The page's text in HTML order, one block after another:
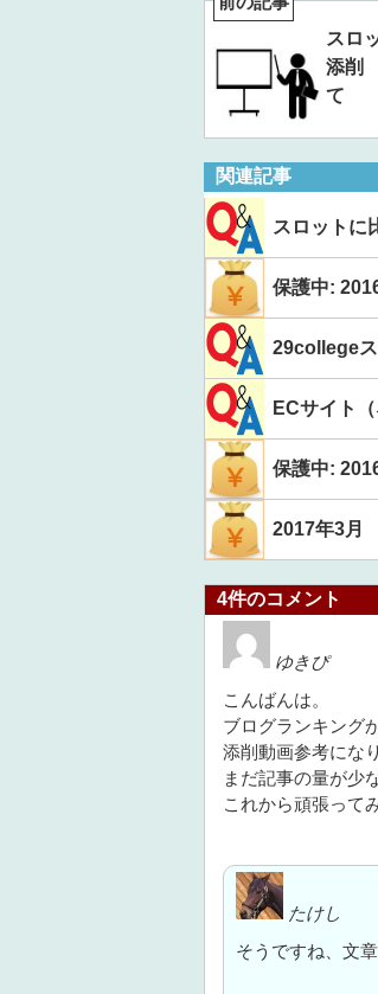
スロ
添削
て
関連記事
スロットに
保護中:
29collegeス
ECサイト
保護中:
2017年3月
4件のコメント
ゆきぴ
こんばんは。
ブログランキング
添削動画参考にな
まだ記事の量が少
これから頑張って
たけし
そうですね、文